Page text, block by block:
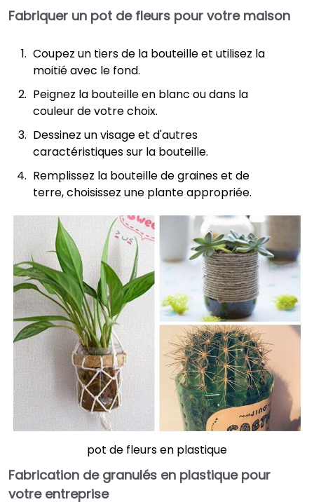
Fabriquer un pot de fleurs pour votre maison
Coupez un tiers de la bouteille et utilisez la
moitié avec le fond.
Peignez la bouteille en blanc ou dans la
couleur de votre choix.
Dessinez un visage et d'autres
caractéristiques sur la bouteille.
Remplissez la bouteille de graines et de
terre, choisissez une plante appropriée.
pot de fleurs en plastique
Fabrication de granulés en plastique pour
votre entreprise